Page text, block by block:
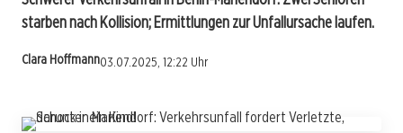
starben nach Kollision; Ermittlungen zur Unfallursache laufen.
Clara Hoffmann03.07.2025, 12:22 Uhr